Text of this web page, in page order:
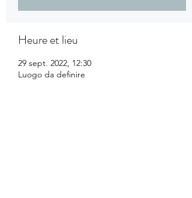
Heure et lieu
29 sept. 2022, 12:30
Luogo da definire